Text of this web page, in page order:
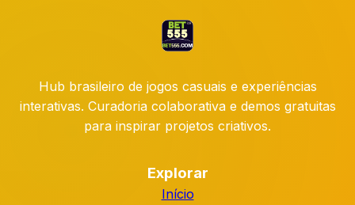
Hub brasileiro de jogos casuais e experiências
interativas. Curadoria colaborativa e demos gratuitas
para inspirar projetos criativos.
Explorar
Início